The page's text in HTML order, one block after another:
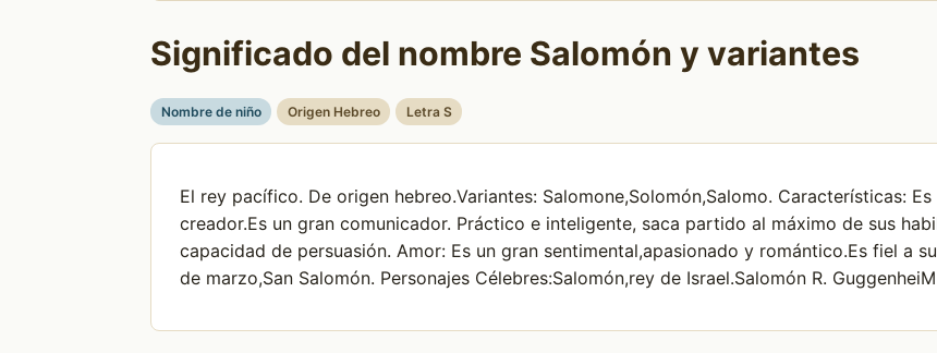
Significado del nombre Salomón y variantes
Nombre de niño Origen Hebreo Letra S
El rey pacífico. De origen hebreo.Variantes: Salomone,Solomón,Salomo. Características:
creador.Es un gran comunicador. Práctico e inteligente, saca partido al máximo de sus
capacidad de persuasión. Amor: Es un gran sentimental,apasionado y romántico.Es fiel a
de marzo,San Salomón. Personajes Célebres:Salomón,rey de Israel.Salomón R. GuggenheiM